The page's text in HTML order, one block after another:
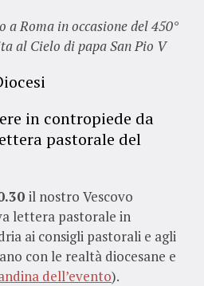
a Roma in occasione del 450°
al Cielo di papa San Pio V
in contropiede da
pastorale del
il nostro Vescovo
lettera pastorale in
ai consigli pastorali e agli
con le realtà diocesane e
dell’evento).